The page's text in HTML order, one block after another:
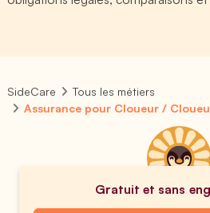
SideCare
Tous les métiers
Assurance pour Cloueur /
Gratuit et sans